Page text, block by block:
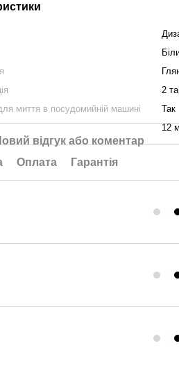
2
миття в посудомийній машині
Так
12
відгук або коментар
Оплата Гарантія